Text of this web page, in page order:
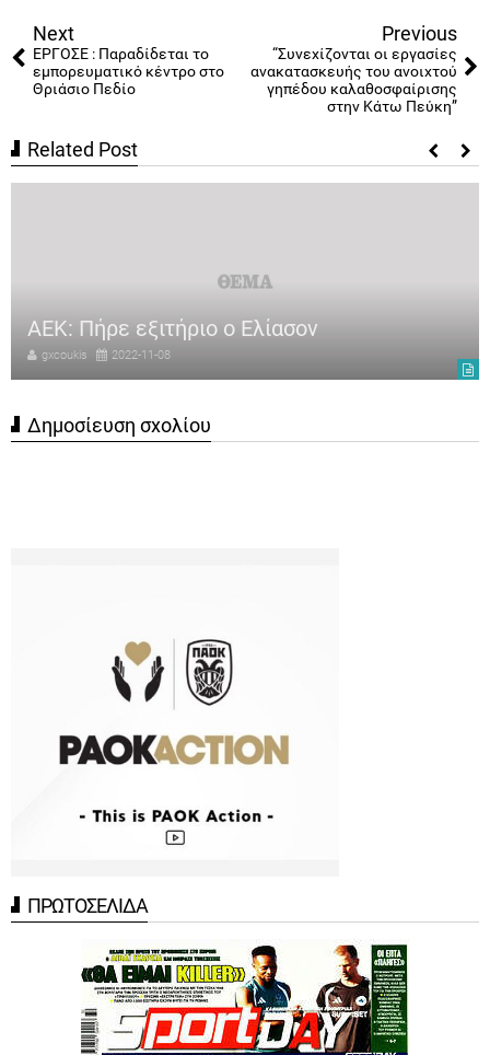
Next
ΕΡΓΟΣΕ : Παραδίδεται το
εμπορευματικό κέντρο στο
Θριάσιο Πεδίο
Previous
“Συνεχίζονται οι εργασίες
ανακατασκευής του ανοιχτού
γηπέδου καλαθοσφαίρισης
στην Κάτω Πεύκη”
Related Post
ΑΕΚ: Πήρε εξιτήριο ο Ελίασον
gxcoukis 2022-11-08
Δημοσίευση σχολίου
ΠΡΩΤΟΣΕΛΙΔΑ